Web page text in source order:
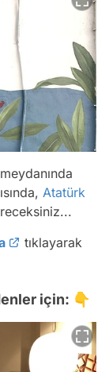
Atatürk
tıklayarak
için: 👇